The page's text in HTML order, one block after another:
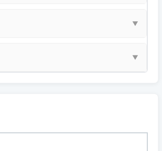
高频使用的，要是驱动有错或者不能用，
正常出纸，就说明已经完美兼容，无需纠
用USB局域网共享方案。
架构。
X等 Windows ARM 系统设备，普通的
脑用户请忽略本条。
钮，软件将自动安全停止后台服务、彻底
▼
▼